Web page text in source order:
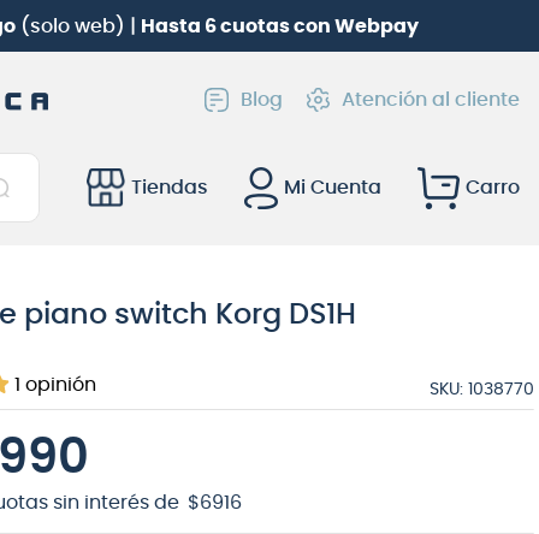
(solo web) | Hasta 6 cuotas con Webpay
Blog Atención al cliente
Tiendas
Mi Cuenta
piano switch Korg DS1H
1 opinión SKU: 1038770
990
sin interés de $6916